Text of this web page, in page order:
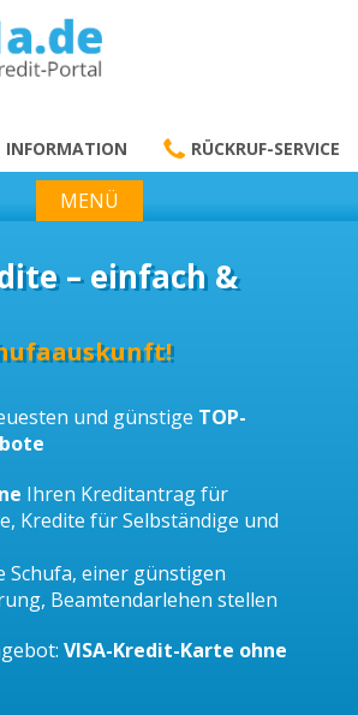
INFORMATION RÜCKRUF-SERVICE
MENÜ
– einfach &
und günstige TOP-
Ihren Kreditantrag für
Kredite für Selbständige und
Schufa, einer günstigen
Beamtendarlehen stellen
VISA-Kredit-Karte ohne